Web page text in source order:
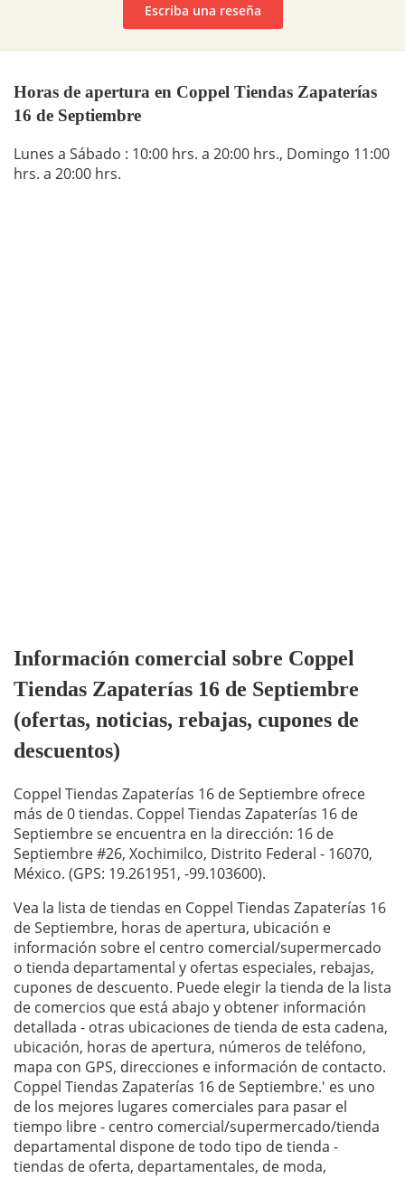
Escriba una reseña
Horas de apertura en Coppel Tiendas Zapaterías
16 de Septiembre
Lunes a Sábado : 10:00 hrs. a 20:00 hrs., Domingo 11:00
hrs. a 20:00 hrs.
Información comercial sobre Coppel
Tiendas Zapaterías 16 de Septiembre
(ofertas, noticias, rebajas, cupones de
descuentos)
Coppel Tiendas Zapaterías 16 de Septiembre ofrece
más de 0 tiendas. Coppel Tiendas Zapaterías 16 de
Septiembre se encuentra en la dirección: 16 de
Septiembre #26, Xochimilco, Distrito Federal - 16070,
México. (GPS: 19.261951, -99.103600).
Vea la lista de tiendas en Coppel Tiendas Zapaterías 16
de Septiembre, horas de apertura, ubicación e
información sobre el centro comercial/supermercado
o tienda departamental y ofertas especiales, rebajas,
cupones de descuento. Puede elegir la tienda de la lista
de comercios que está abajo y obtener información
detallada - otras ubicaciones de tienda de esta cadena,
ubicación, horas de apertura, números de teléfono,
mapa con GPS, direcciones e información de contacto.
Coppel Tiendas Zapaterías 16 de Septiembre.' es uno
de los mejores lugares comerciales para pasar el
tiempo libre - centro comercial/supermercado/tienda
departamental dispone de todo tipo de tienda -
tiendas de oferta, departamentales, de moda,